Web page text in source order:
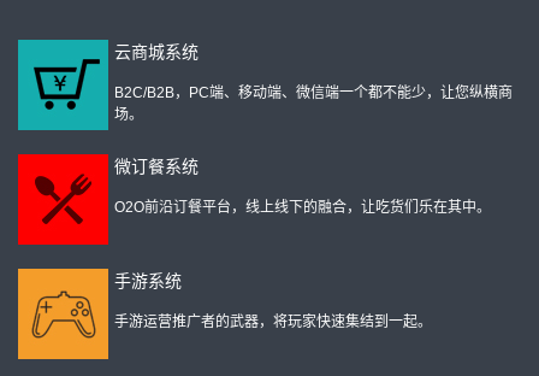
云商城系统
B2C/B2B，PC端、移动端、微信端一个都不能少，让您纵横商
场。
微订餐系统
O2O前沿订餐平台，线上线下的融合，让吃货们乐在其中。
手游系统
手游运营推广者的武器，将玩家快速集结到一起。